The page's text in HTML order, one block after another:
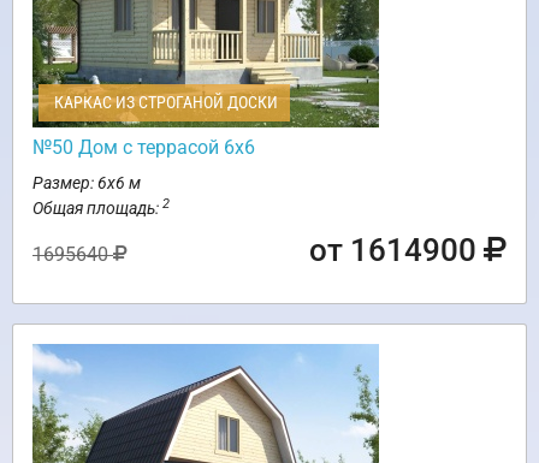
КАРКАС ИЗ СТРОГАНОЙ ДОСКИ
№50 Дом с террасой 6х6
Размер: 6х6 м
Общая площадь: 2
1695640 от 1614900